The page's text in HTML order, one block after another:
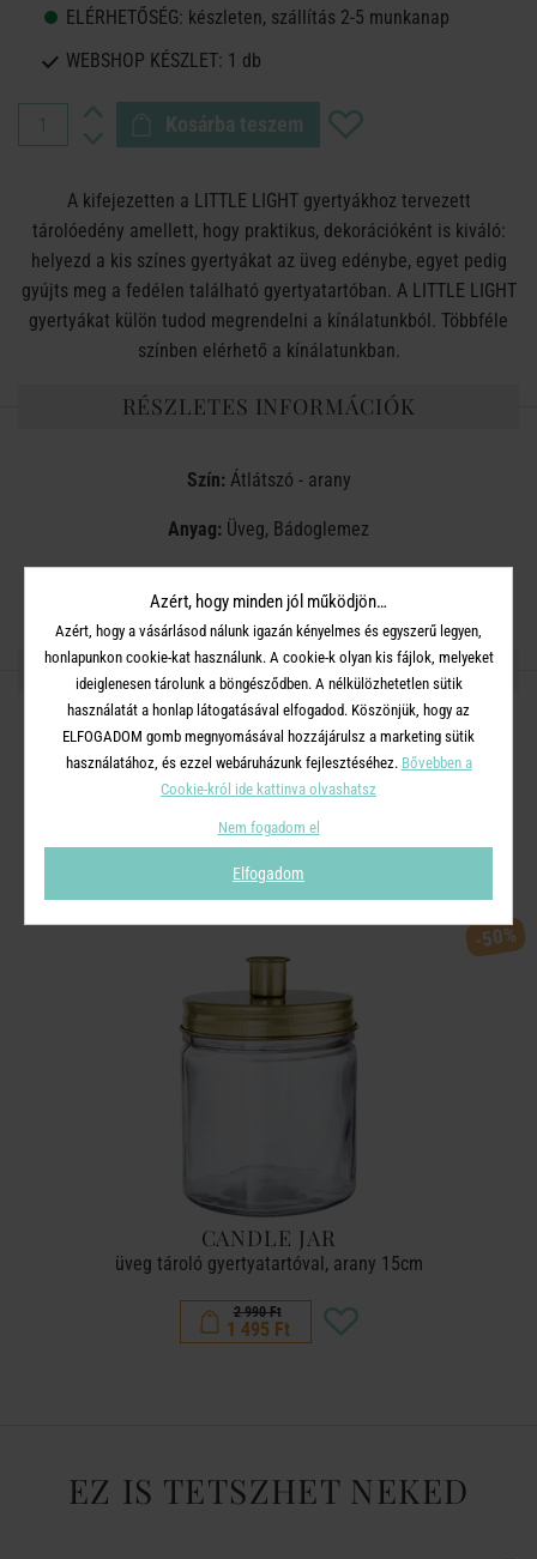
ELÉRHETŐSÉG: készleten, szállítás 2-5 munkanap
WEBSHOP KÉSZLET: 1 db
Kosárba teszem
A kifejezetten a LITTLE LIGHT gyertyákhoz tervezett
tárolóedény amellett, hogy praktikus, dekorációként is kiváló:
helyezd a kis színes gyertyákat az üveg edénybe, egyet pedig
gyújts meg a fedélen található gyertyatartóban. A LITTLE LIGHT
gyertyákat külön tudod megrendelni a kínálatunkból. Többféle
színben elérhető a kínálatunkban.
RÉSZLETES INFORMÁCIÓK
Szín: Átlátszó - arany
Anyag: Üveg, Bádoglemez
OSZD MEG MÁSOKKAL!
A TERMÉKCSALÁD TOVÁBBI
TERMÉKEI
-50%
CANDLE JAR
üveg tároló gyertyatartóval, arany 15cm
2 990 Ft
1 495 Ft
EZ IS TETSZHET NEKED
Azért, hogy minden jól működjön…
Azért, hogy a vásárlásod nálunk igazán kényelmes és egyszerű legyen,
honlapunkon cookie-kat használunk. A cookie-k olyan kis fájlok, melyeket
ideiglenesen tárolunk a böngésződben. A nélkülözhetetlen sütik
használatát a honlap látogatásával elfogadod. Köszönjük, hogy az
ELFOGADOM gomb megnyomásával hozzájárulsz a marketing sütik
használatához, és ezzel webáruházunk fejlesztéséhez. Bővebben a
Cookie-król ide kattinva olvashatsz
Nem fogadom el
Elfogadom